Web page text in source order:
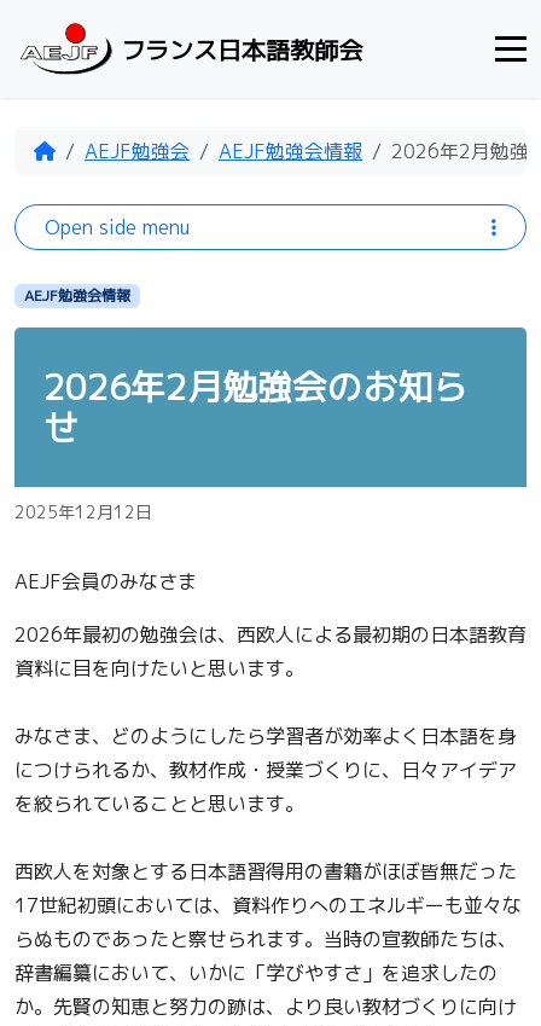
フランス日本語教師会
HomeAEJF勉強会 AEJF勉強会情報 2026年2月勉強
AEJF勉強会情報
2026年2月勉強会のお知ら
せ
2025年12月12日
AEJF会員のみなさま
2026年最初の勉強会は、西欧人による最初期の日本語教育
資料に目を向けたいと思います。
みなさま、どのようにしたら学習者が効率よく日本語を身
につけられるか、教材作成・授業づくりに、日々アイデア
を絞られていることと思います。
西欧人を対象とする日本語習得用の書籍がほぼ皆無だった
17世紀初頭においては、資料作りへのエネルギーも並々な
らぬものであったと察せられます。当時の宣教師たちは、
辞書編纂において、いかに「学びやすさ」を追求したの
か。先賢の知恵と努力の跡は、より良い教材づくりに向け
Open side menu